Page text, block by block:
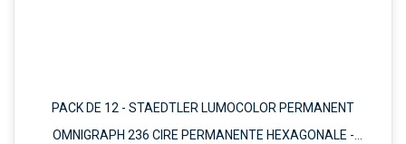
PACK DE 12 - STAEDTLER LUMOCOLOR PERMANENT
OMNIGRAPH 236 CIRE PERMANENTE HEXAGONALE -